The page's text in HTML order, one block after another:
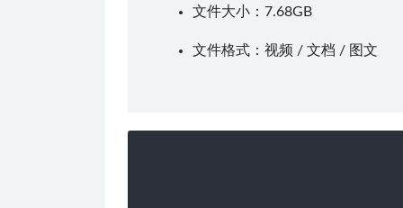
文件大小：7.68GB
文件格式：视频 / 文档 / 图文